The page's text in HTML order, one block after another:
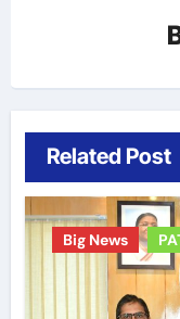
Related Post
Big News